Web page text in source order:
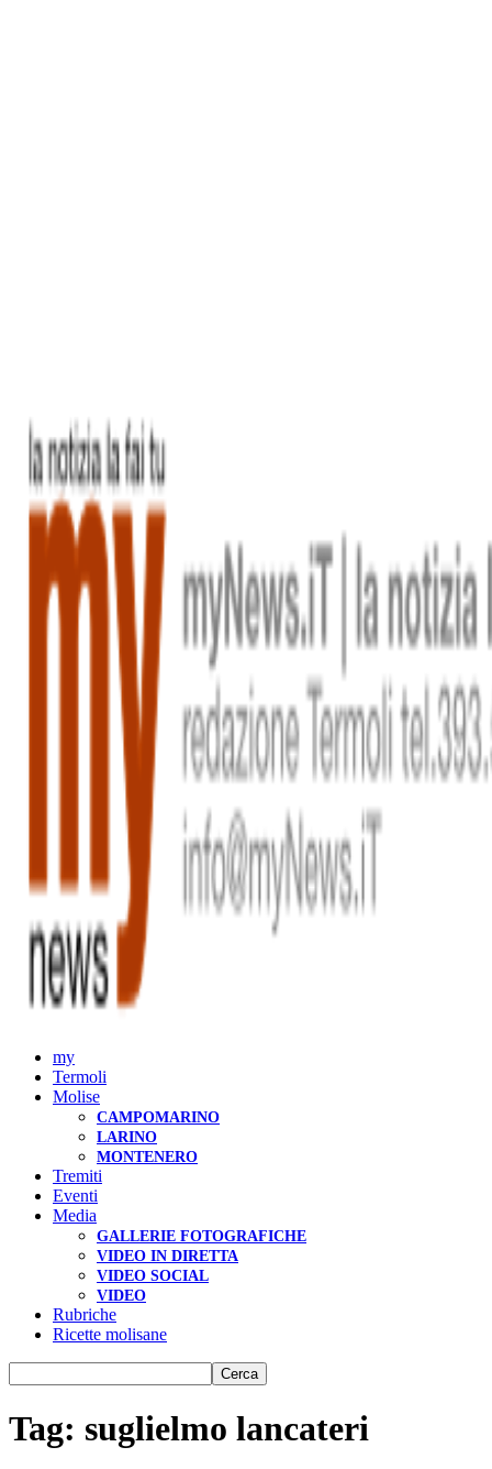
my
Termoli
Molise
CAMPOMARINO
LARINO
MONTENERO
Tremiti
Eventi
Media
GALLERIE FOTOGRAFICHE
VIDEO IN DIRETTA
VIDEO SOCIAL
VIDEO
Rubriche
Ricette molisane
Tag: suglielmo lancateri